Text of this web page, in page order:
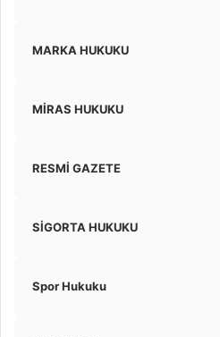
MARKA HUKUKU
MİRAS HUKUKU
RESMİ GAZETE
SİGORTA HUKUKU
Spor Hukuku